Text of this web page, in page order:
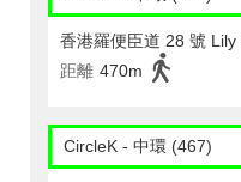
香港羅便臣道 28 號
距離 470m
CircleK - 中環 (467)